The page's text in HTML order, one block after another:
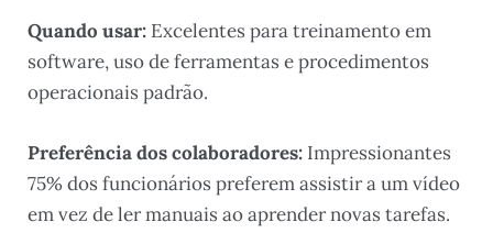
Quando usar: Excelentes para treinamento em
software, uso de ferramentas e procedimentos
operacionais padrão.
Preferência dos colaboradores: Impressionantes
75% dos funcionários preferem assistir a um vídeo
em vez de ler manuais ao aprender novas tarefas.